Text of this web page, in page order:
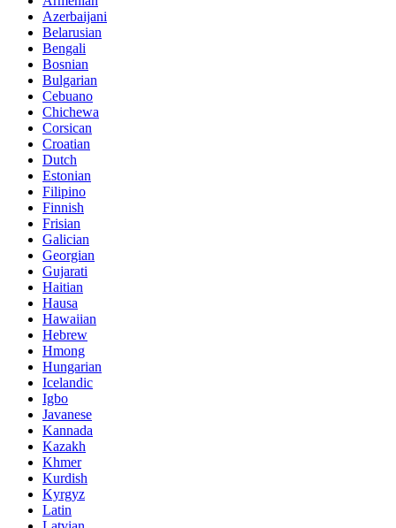
Azerbaijani
Belarusian
Bengali
Bosnian
Bulgarian
Cebuano
Chichewa
Corsican
Croatian
Dutch
Estonian
Filipino
Finnish
Frisian
Galician
Georgian
Gujarati
Haitian
Hausa
Hawaiian
Hebrew
Hmong
Hungarian
Icelandic
Igbo
Javanese
Kannada
Kazakh
Khmer
Kurdish
Kyrgyz
Latin